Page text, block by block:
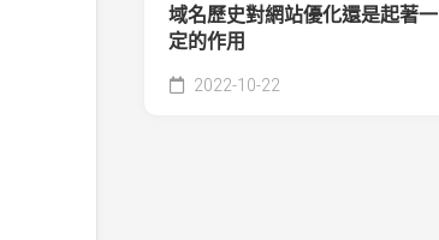
域名歷史對網站優化還是起著一
定的作用
2022-10-22